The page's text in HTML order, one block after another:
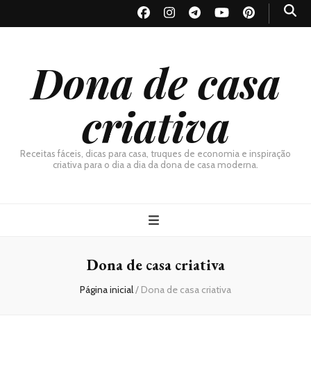
Dona de casa
criativa
Receitas fáceis, dicas para casa, truques de economia e inspiração
criativa para o dia a dia da dona de casa moderna.
Dona de casa criativa
Página inicial/ Dona de casa criativa